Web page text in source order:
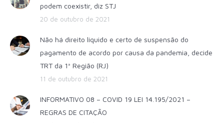
podem coexistir, diz STJ
20 de outubro de 2021
Não há direito líquido e certo de suspensão do
pagamento de acordo por causa da pandemia, decide
TRT da 1ª Região (RJ)
11 de outubro de 2021
INFORMATIVO 08 – COVID 19 LEI 14.195/2021 –
REGRAS DE CITAÇÃO